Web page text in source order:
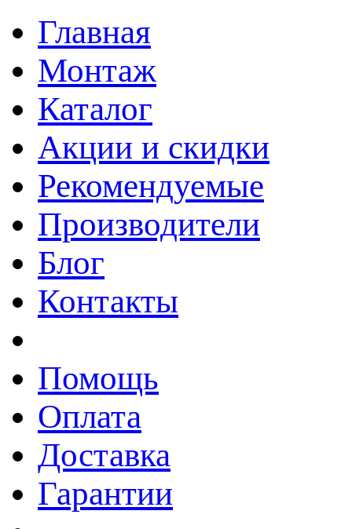
Главная
Монтаж
Каталог
Акции и скидки
Рекомендуемые
Производители
Блог
Контакты
Помощь
Оплата
Доставка
Гарантии